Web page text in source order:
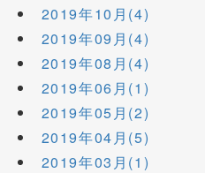
2019年10月(4)
2019年09月(4)
2019年08月(4)
2019年06月(1)
2019年05月(2)
2019年04月(5)
2019年03月(1)